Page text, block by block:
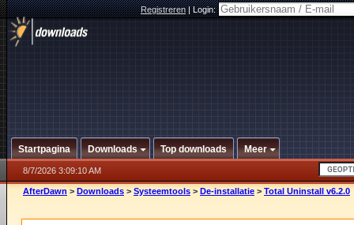
Registreren|Login:
Startpagina Downloads Top downloads Meer
8/7/2026 3:09:10 AM
AfterDawn > Downloads > Systeemtools > De-installatie > Total Uninstall v6.2.0